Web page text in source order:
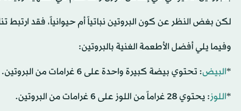
لكن بغض النظر عن كون البروتين نباتياً أم حيوانياً، فقد
وفيما يلي أفضل الأطعمة الغنية بالبروتين:
*البيض: تحتوي بيضة كبيرة واحدة على 6 غرامات من البروتين.
*اللوز: يحتوي 28 غراماً من اللوز على 6 غرامات من البروتين.